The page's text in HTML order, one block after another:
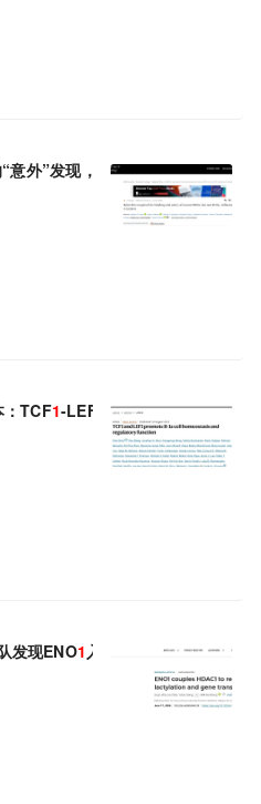
意外”发现，H3N2和H1N1走的是
：TCF1-LEF 跨界掌管B细胞“青春
发现ENO1入核耦合HDAC1通过局